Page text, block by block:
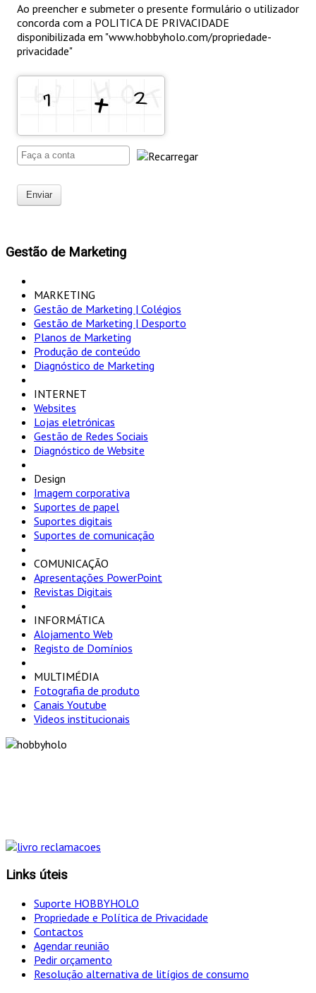
Ao preencher e submeter o presente formulário o utilizador
concorda com a POLITICA DE PRIVACIDADE
disponibilizada em "www.hobbyholo.com/propriedade-
privacidade"
Enviar
Gestão de Marketing
MARKETING
Gestão de Marketing | Colégios
Gestão de Marketing | Desporto
Planos de Marketing
Produção de conteúdo
Diagnóstico de Marketing
INTERNET
Websites
Lojas eletrónicas
Gestão de Redes Sociais
Diagnóstico de Website
Design
Imagem corporativa
Suportes de papel
Suportes digitais
Suportes de comunicação
COMUNICAÇÃO
Apresentações PowerPoint
Revistas Digitais
INFORMÁTICA
Alojamento Web
Registo de Domínios
MULTIMÉDIA
Fotografia de produto
Canais Youtube
Videos institucionais
Links úteis
Suporte HOBBYHOLO
Propriedade e Política de Privacidade
Contactos
Agendar reunião
Pedir orçamento
Resolução alternativa de litígios de consumo